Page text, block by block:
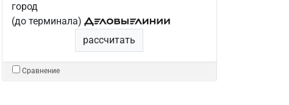
город
(до терминала)
рассчитать
Сравнение